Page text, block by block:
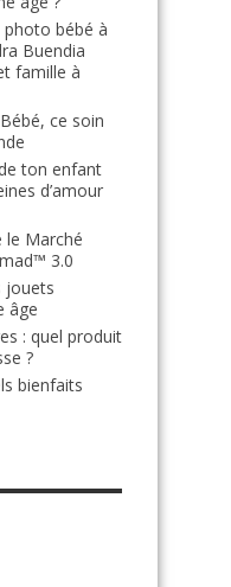
photo bébé à
Buendia
famille à
ce soin
ton enfant
d’amour
le Marché
3.0
jouets
âge
: quel produit
?
bienfaits